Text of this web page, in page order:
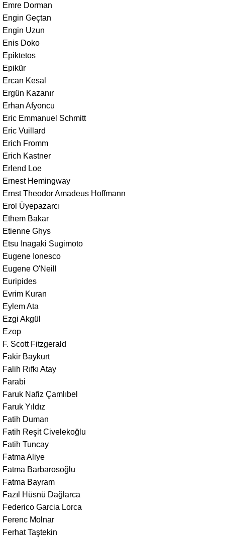
Emre Dorman
Engin Geçtan
Engin Uzun
Enis Doko
Epiktetos
Epikür
Ercan Kesal
Ergün Kazanır
Erhan Afyoncu
Eric Emmanuel Schmitt
Eric Vuillard
Erich Fromm
Erich Kastner
Erlend Loe
Ernest Hemingway
Ernst Theodor Amadeus Hoffmann
Erol Üyepazarcı
Ethem Bakar
Etienne Ghys
Etsu Inagaki Sugimoto
Eugene Ionesco
Eugene O'Neill
Euripides
Evrim Kuran
Eylem Ata
Ezgi Akgül
Ezop
F. Scott Fitzgerald
Fakir Baykurt
Falih Rıfkı Atay
Farabi
Faruk Nafiz Çamlıbel
Faruk Yıldız
Fatih Duman
Fatih Reşit Civelekoğlu
Fatih Tuncay
Fatma Aliye
Fatma Barbarosoğlu
Fatma Bayram
Fazıl Hüsnü Dağlarca
Federico Garcia Lorca
Ferenc Molnar
Ferhat Taştekin